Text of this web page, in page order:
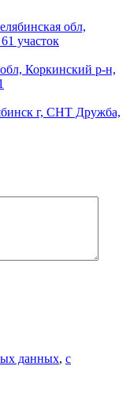
обл,
участок
Коркинский р-н,
г, СНТ Дружба,
данных, с